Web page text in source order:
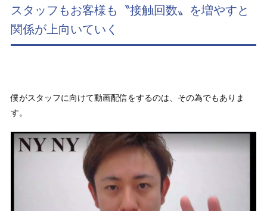
スタッフもお客様も〝接触回数〟を増やすと
関係が上向いていく
僕がスタッフに向けて動画配信をするのは、その為でもありま
す。